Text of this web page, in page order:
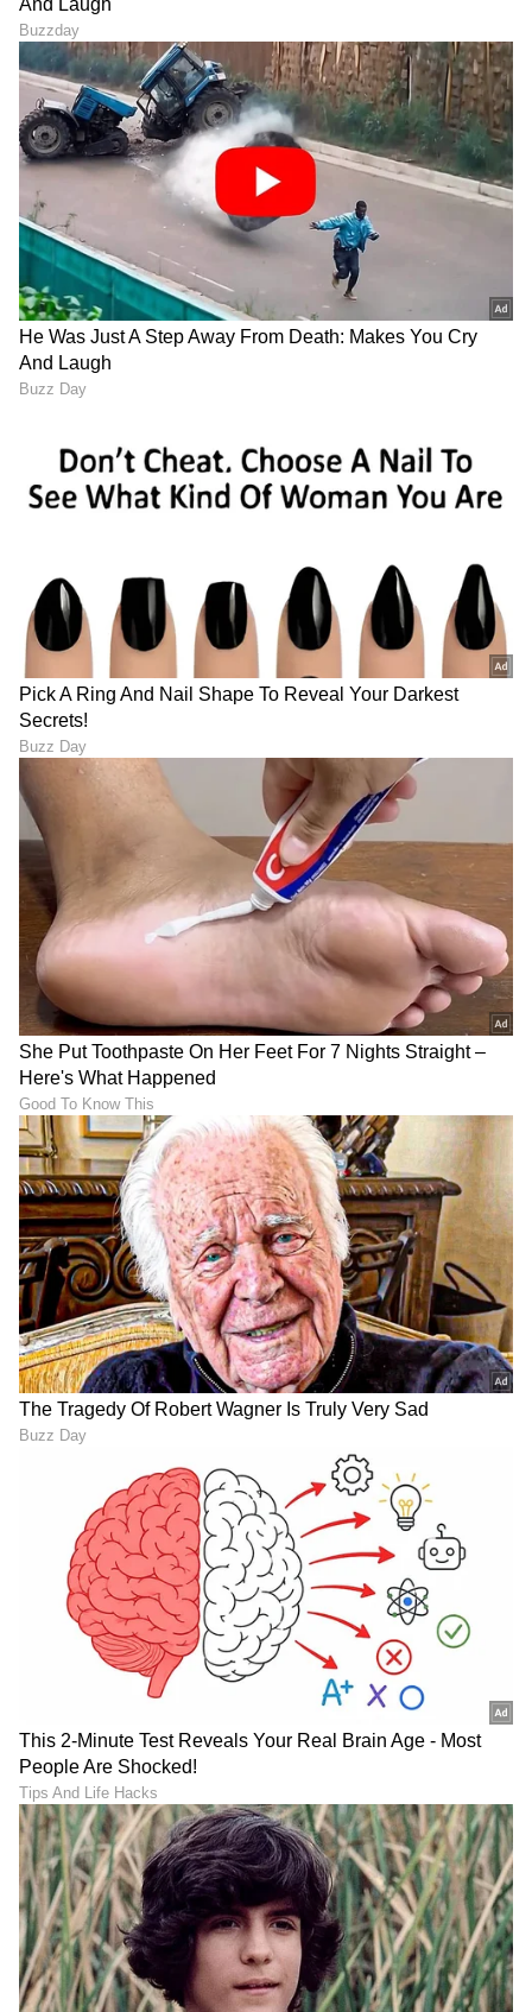
DOWNLOAD APP
RECOMMENDED STORIES
ಕಂಟೆಂಟ್ ಕ್ರಿಯೇಟರ್ಸ್, ವ್ಲಾಗರ್ಸ್‌
ವಿಡಿಯೋಗೆ ಇಲ್ಲಿದೆ ಟಾಪ್ 5
ಅತ್ಯುತ್ತಮ ಕ್ಯಾಮೆರಾ ಫೋನ್
ಲಿಸ್ಟ್
Mobile Charging Tips:
ಮೊಬೈಲ್ ಫುಲ್ ಸ್ಪೀಡ್‌ನಲ್ಲಿ
ಚಾರ್ಜ್ ಆಗಬೇಕಾ? ಈ ಟ್ರಿಕ್ಸ್
Honor 600 Smart 5G:
ಬಡವರ ಕೈಗೆ ಬರಲಿದೆ ದೈತ್ಯ
ಬ್ಯಾಟರಿ ಮೊಬೈಲ್, ಒಮ್ಮೆ ಚಾರ್ಜ್
ಮಾಡಿದರೆ 4 ದಿನ ಬಾಳಿಕೆ!
ಆ್ಯಪಲ್ ಐಫೋನ್ 18ಗೆ
ಕಾಯುತ್ತಿದ್ದೀರಾ? ಗ್ರಾಹಕರಿಗೆ
ಮಹತ್ವದ ಸೂಚನೆ ನೀಡಿದ ಸಿಇಒ
ಟಿಮ್ ಕುಕ್
LATEST VIDEOS
"ರಾಜಕೀಯ ಬೇಡ, ಸಿನಿಮಾನೇ ಪ್ರಾಣ":
ಕನಕೋತ್ಸವದಲ್ಲಿ ರಿಷಬ್ ಶೆಟ್ಟಿ | Rishab
Shetty speech | Suvarna News
ಶೇ.50 ರಿಂದ ಶೇ.18 ಕ್ಕೆ TAX ಇಳಿಕೆ: ಮೋದಿ-
ಟ್ರಂಪ್ ಐತಿಹಾಸಿಕ ಒಪ್ಪಂದ | India US
Trade Deal | Party Rounds